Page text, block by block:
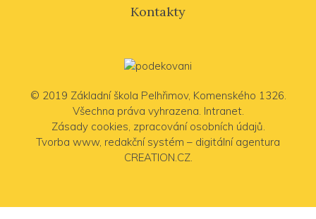
Kontakty
© 2019 Základní škola Pelhřimov, Komenského 1326.
Všechna práva vyhrazena. Intranet.
Zásady cookies zpracování osobních údajů
Tvorba www, redakční systém – digitální agentura
CREATION.CZ.